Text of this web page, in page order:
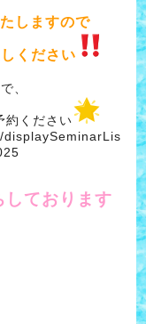
しますので
ください
、
約ください
しております